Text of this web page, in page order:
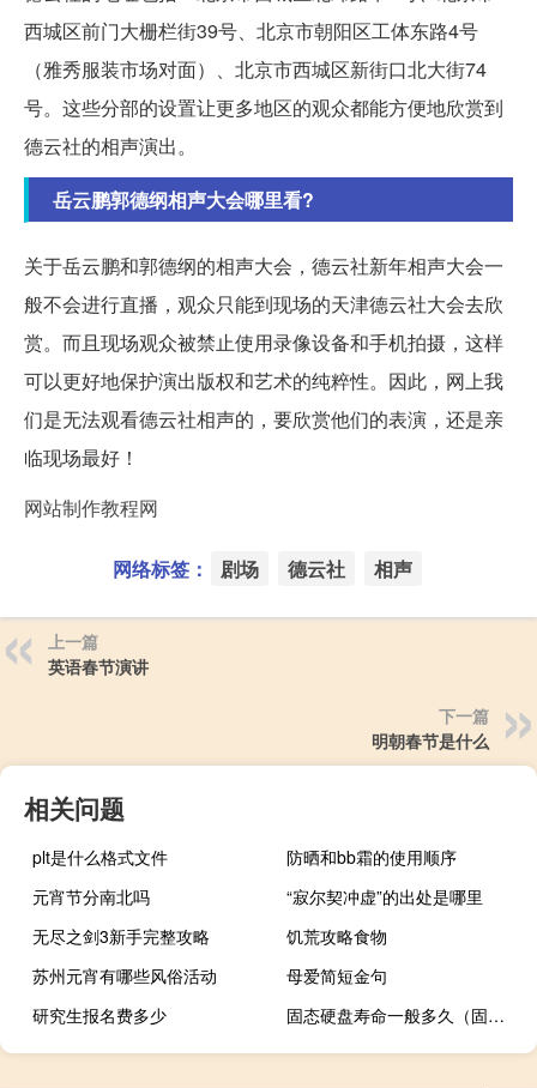
西城区前门大栅栏街39号、北京市朝阳区工体东路4号
（雅秀服装市场对面）、北京市西城区新街口北大街74
号。这些分部的设置让更多地区的观众都能方便地欣赏到
德云社的相声演出。
岳云鹏郭德纲相声大会哪里看?
关于岳云鹏和郭德纲的相声大会，德云社新年相声大会一
般不会进行直播，观众只能到现场的天津德云社大会去欣
赏。而且现场观众被禁止使用录像设备和手机拍摄，这样
可以更好地保护演出版权和艺术的纯粹性。因此，网上我
们是无法观看德云社相声的，要欣赏他们的表演，还是亲
临现场最好！
网站制作教程网
网络标签： 剧场 德云社 相声
上一篇
英语春节演讲
下一篇
明朝春节是什么
相关问题
plt是什么格式文件
防晒和bb霜的使用顺序
元宵节分南北吗
“寂尔契冲虚”的出处是哪里
无尽之剑3新手完整攻略
饥荒攻略食物
苏州元宵有哪些风俗活动
母爱简短金句
研究生报名费多少
固态硬盘寿命一般多久（固态硬盘寿命）